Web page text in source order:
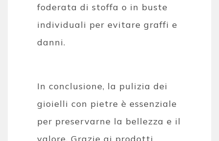
foderata di stoffa o in buste
individuali per evitare graffi e
danni.
In conclusione, la pulizia dei
gioielli con pietre è essenziale
per preservarne la bellezza e il
valore. Grazie ai prodotti